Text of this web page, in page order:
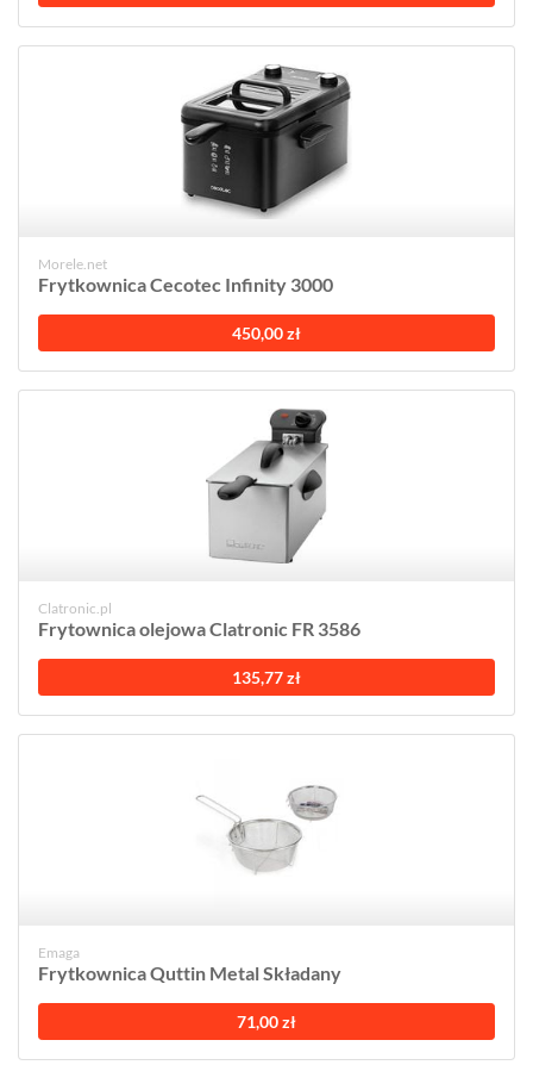
Morele.net
Frytkownica Cecotec Infinity 3000
450,00 zł
Clatronic.pl
Frytownica olejowa Clatronic FR 3586
135,77 zł
Emaga
Frytkownica Quttin Metal Składany
71,00 zł